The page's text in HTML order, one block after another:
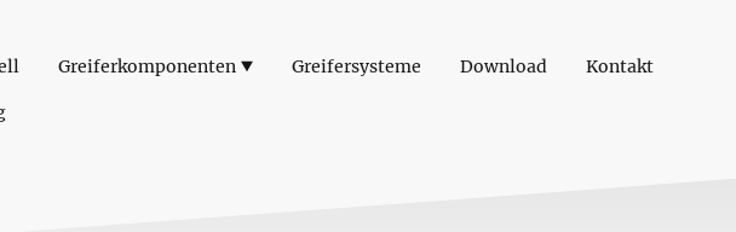
Greiferkomponenten Greifersysteme Download Kontakt